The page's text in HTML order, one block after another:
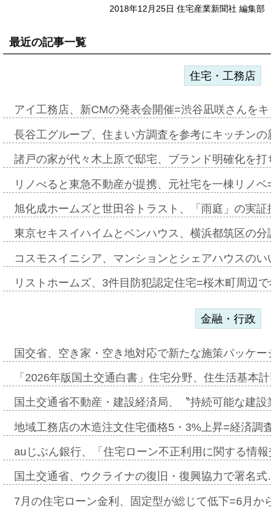
2018年12月25日 住宅産業新聞社 編集部
最近の記事一覧
住宅・工務店
アイ工務店、新CMの発表会開催=渋谷凪咲さんを
長谷工グループ、住まい方調査を参考にキッチン
諸戸の家が代々木上原で邸宅、ブランド明確化を
リノべると東急不動産が提携、元社宅を一棟リノ
旭化成ホームズと世田谷トラスト、「雨庭」の実
東京セキスイハイムとベンハウス、横浜都筑区の
コスモスイニシア、マンションとシェアハウスの
リストホームズ、3件目防犯認定住宅=桜木町周辺
金融・行政
国交省、空き家・空き地対応で新たな施策パッケ
「2026年版国土交通白書」住宅分野、住生活基本
国土交通省不動産・建設経済局、〝持続可能な建
地域工務店の木造注文住宅価格5・3%上昇=経済調
auじぶん銀行、「住宅ローン不正利用に関する情
国土交通省、ウクライナの復旧・復興協力で署名
7月の住宅ローン金利、固定型が総じて低下=6月か